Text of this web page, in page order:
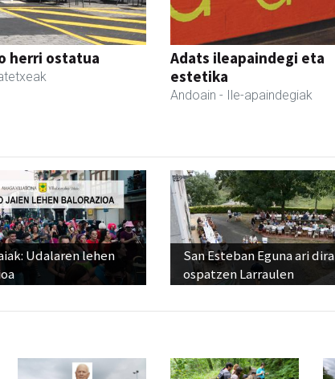
herri ostatua
Adats ileapaindegi eta
estetika
Andoain - Ile-apaindegiak
Udalaren lehen
San Esteban Eguna ari dira
ospatzen Larraulen